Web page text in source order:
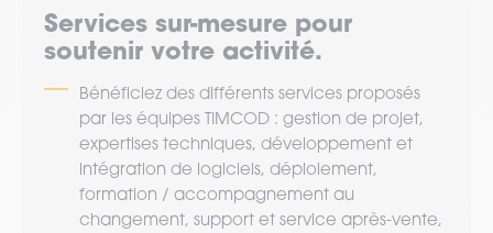
Services sur-mesure pour
soutenir votre activité.
Bénéficiez des différents services proposés
par les équipes TIMCOD : gestion de projet,
expertises techniques, développement et
intégration de logiciels, déploiement,
formation / accompagnement au
changement, support et service après-vente,